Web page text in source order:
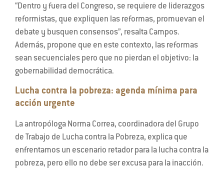
“Dentro y fuera del Congreso, se requiere de liderazgos
reformistas, que expliquen las reformas, promuevan el
debate y busquen consensos”, resalta Campos.
Además, propone que en este contexto, las reformas
sean secuenciales pero que no pierdan el objetivo: la
gobernabilidad democrática.
Lucha contra la pobreza: agenda mínima para
acción urgente
La antropóloga Norma Correa, coordinadora del Grupo
de Trabajo de Lucha contra la Pobreza, explica que
enfrentamos un escenario retador para la lucha contra la
pobreza, pero ello no debe ser excusa para la inacción.